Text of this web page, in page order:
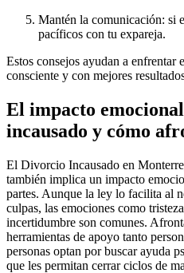
Mantén la comunicación: si
pacíficos con tu expareja.
Estos consejos ayudan a enfrentar
consciente y con mejores
El impacto
incausado y cómo
El Divorcio Incausado en
también implica un impacto
partes. Aunque la ley lo facilita al
culpas, las emociones como
incertidumbre son comunes.
herramientas de apoyo tanto
personas optan por buscar ayuda
que les permitan cerrar ciclos de